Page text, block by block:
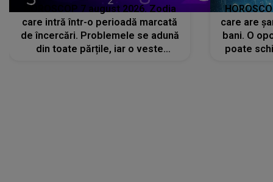
HOROSCOP 7 august 2026. Zodia
care intră într-o perioadă marcată
de încercări. Problemele se adună
din toate părțile, iar o veste
care are
bani. O
poate